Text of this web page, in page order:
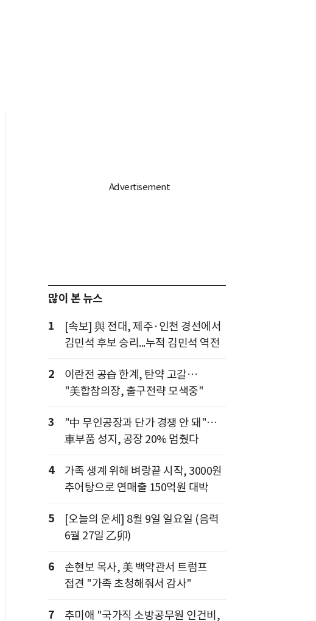
많이 본 뉴스
1
[속보] 與 전대, 제주·인천 경선에서
김민석 후보 승리...누적 김민석 역전
2
이란전 공습 한계, 탄약 고갈…
"美합참의장, 출구전략 모색중"
3
"中 무인공장과 단가 경쟁 안 돼"…
車부품 성지, 공장 20% 멈췄다
4
가족 생계 위해 벼랑끝 시작, 3000원
추어탕으로 연매출 150억원 대박
5
[오늘의 운세] 8월 9일 일요일 (음력
6월 27일 乙卯)
6
손현보 목사, 美 백악관서 트럼프
접견 "가족 초청해줘서 감사"
7
추미애 "국가직 소방공무원 인건비,